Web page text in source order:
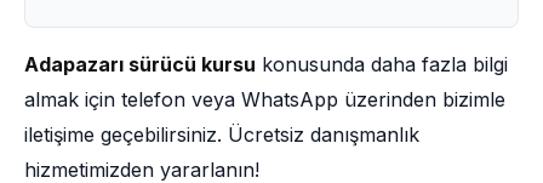
Adapazarı sürücü kursu konusunda daha fazla bilgi
almak için telefon veya WhatsApp üzerinden bizimle
iletişime geçebilirsiniz. Ücretsiz danışmanlık
hizmetimizden yararlanın!